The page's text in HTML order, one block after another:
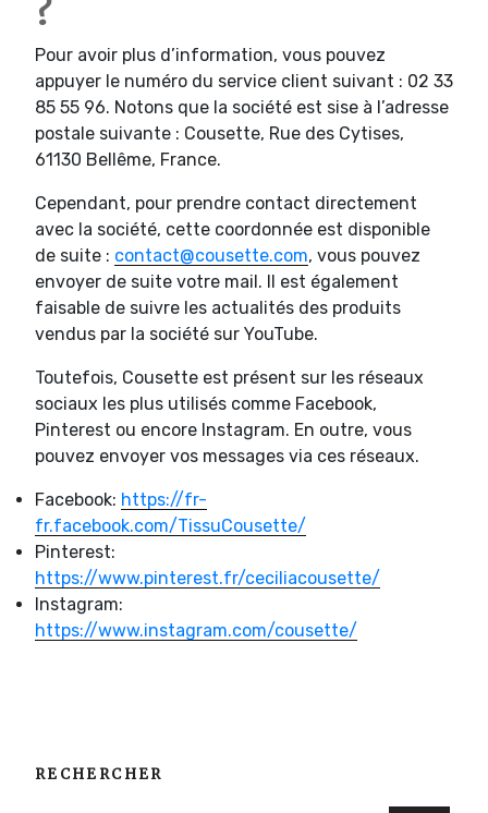
?
Pour avoir plus d’information, vous pouvez
appuyer le numéro du service client suivant : 02 33
85 55 96. Notons que la société est sise à l’adresse
postale suivante : Cousette, Rue des Cytises,
61130 Bellême, France.
Cependant, pour prendre contact directement
avec la société, cette coordonnée est disponible
de suite : contact@cousette.com, vous pouvez
envoyer de suite votre mail. Il est également
faisable de suivre les actualités des produits
vendus par la société sur YouTube.
Toutefois, Cousette est présent sur les réseaux
sociaux les plus utilisés comme Facebook,
Pinterest ou encore Instagram. En outre, vous
pouvez envoyer vos messages via ces réseaux.
Facebook: https://fr-
fr.facebook.com/TissuCousette/
Pinterest:
https://www.pinterest.fr/ceciliacousette/
Instagram:
https://www.instagram.com/cousette/
RECHERCHER